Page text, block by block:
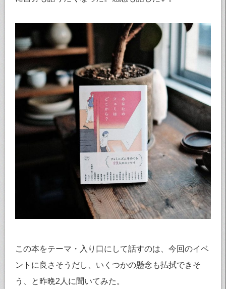
この本をテーマ・入り口にして話すのは、今回のイベ
ントに良さそうだし、いくつかの懸念も払拭できそ
う、と昨晩2人に聞いてみた。